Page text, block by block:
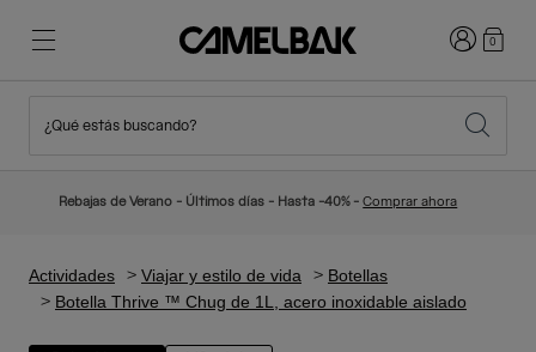
Novedades
Mochilas Hidratación
Senderismo
Adiós a los desechables
Iniciar0
¿Qué estás buscando?
Rebajas de Verano - Últimos días - Hasta -40% -Comprar ahora
Actividades Viajar y estilo de vida
Botellas
Botella Thrive ™ Chug de 1L, acero inoxidable aislado